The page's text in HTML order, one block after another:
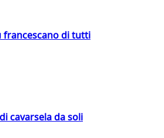
francescano di tutti
cavarsela da soli